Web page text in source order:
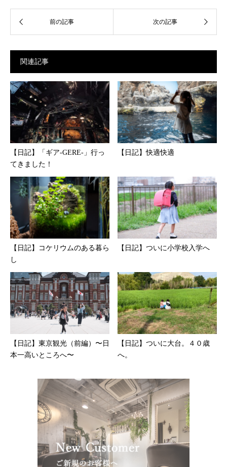
関連記事
【日記】「ギア-GERE-」行っ
てきました！
【日記】快適快適
【日記】コケリウムのある暮ら
し
【日記】ついに小学校入学へ
【日記】東京観光（前編）〜日
本一高いところへ〜
【日記】ついに大台。４０歳
へ。